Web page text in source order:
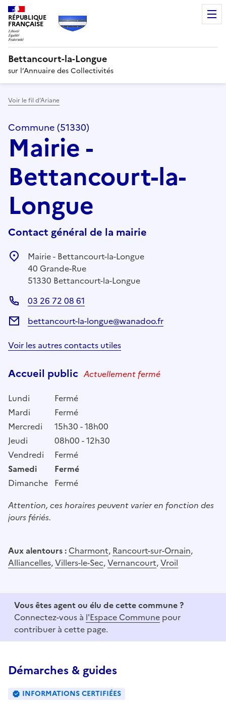
RÉPUBLIQUE
FRANÇAISE
Bettancourt-la-Longue
sur l’Annuaire des Collectivités
Voir le fil d’Ariane
Commune (51330)
Mairie -
Bettancourt-la-
Longue
Contact général de la mairie
Mairie - Bettancourt-la-Longue
40 Grande-Rue
51330 Bettancourt-la-Longue
03 26 72 08 61
bettancourt-la-longue@wanadoo.fr
Voir les autres contacts utiles
Accueil public Actuellement fermé
Lundi
Fermé
Mardi
Fermé
Mercredi
15h30 - 18h00
Jeudi
08h00 - 12h30
Vendredi
Fermé
Samedi
Fermé
Dimanche Fermé
Attention, ces horaires peuvent varier en fonction des
jours fériés.
Aux alentours : Charmont, Rancourt-sur-Ornain,
Alliancelles,Villers-le-Sec,Vernancourt,Vroil
Vous êtes agent ou élu de cette commune ?
Connectez-vous à l'Espace Commune pour
contribuer à cette page.
Démarches & guides
INFORMATIONS CERTIFIÉES